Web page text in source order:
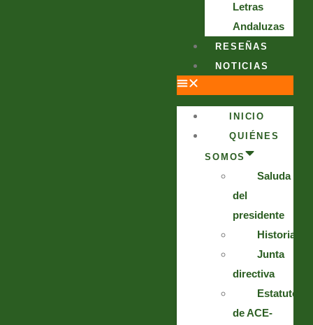
Letras
Andaluzas
RESEÑAS
NOTICIAS
INICIO
QUIÉNES
SOMOS
Saluda
del
presidente
Historia
Junta
directiva
Estatuto
de ACE-